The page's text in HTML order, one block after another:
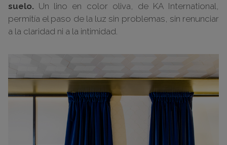
suelo. Un lino en color oliva, de KA International,
permitía el paso de la luz sin problemas, sin renunciar
a la claridad ni a la intimidad.